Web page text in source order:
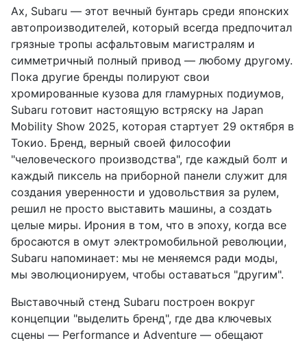
Ах, Subaru — этот вечный бунтарь среди японских
автопроизводителей, который всегда предпочитал
грязные тропы асфальтовым магистралям и
симметричный полный привод — любому другому.
Пока другие бренды полируют свои
хромированные кузова для гламурных подиумов,
Subaru готовит настоящую встряску на Japan
Mobility Show 2025, которая стартует 29 октября в
Токио. Бренд, верный своей философии
"человеческого производства", где каждый болт и
каждый пиксель на приборной панели служит для
создания уверенности и удовольствия за рулем,
решил не просто выставить машины, а создать
целые миры. Ирония в том, что в эпоху, когда все
бросаются в омут электромобильной революции,
Subaru напоминает: мы не меняемся ради моды,
мы эволюционируем, чтобы оставаться "другим".
Выставочный стенд Subaru построен вокруг
концепции "выделить бренд", где два ключевых
сцены — Performance и Adventure — обещают